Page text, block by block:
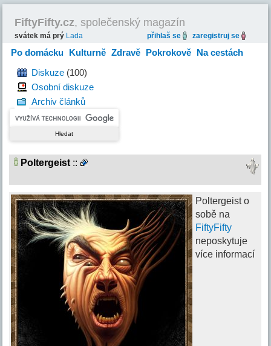
FiftyFifty.cz, společenský magazín
svátek má prý Lada přihlaš se zaregistruj se
Po domácku Kulturně Zdravě Pokrokově Na cestách
HravěDiskuze (100)
Osobní diskuze
Archiv článků
Poltergeist ::
Poltergeist o
sobě na
FiftyFifty
neposkytuje
více informací